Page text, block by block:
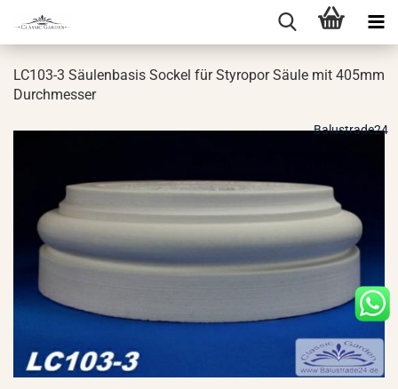
LC103-​3 Säu­len­ba­sis So­ckel für Sty­ro­por Säule mit 405mm
Durch­mes­ser
Balustrade24